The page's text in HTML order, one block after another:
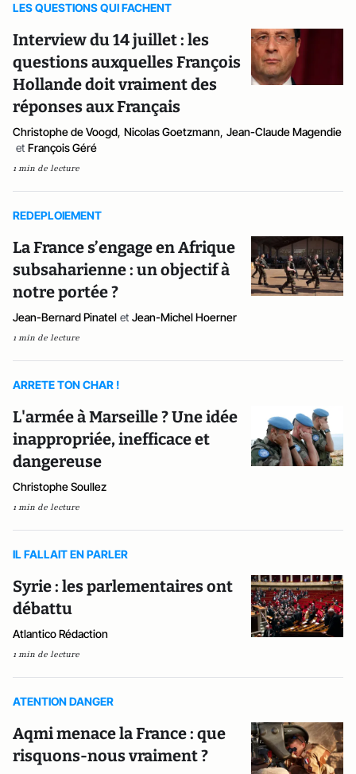
LES QUESTIONS QUI FACHENT
Interview du 14 juillet : les
questions auxquelles François
Hollande doit vraiment des
réponses aux Français
Christophe de Voogd, Nicolas Goetzmann, Jean-Claude Magendie
et François Géré
1 min de lecture
REDEPLOIEMENT
La France s’engage en Afrique
subsaharienne : un objectif à
notre portée ?
Jean-Bernard Pinatel et Jean-Michel Hoerner
1 min de lecture
ARRETE TON CHAR !
L'armée à Marseille ? Une idée
inappropriée, inefficace et
dangereuse
Christophe Soullez
1 min de lecture
IL FALLAIT EN PARLER
Syrie : les parlementaires ont
débattu
Atlantico Rédaction
1 min de lecture
ATENTION DANGER
Aqmi menace la France : que
risquons-nous vraiment ?